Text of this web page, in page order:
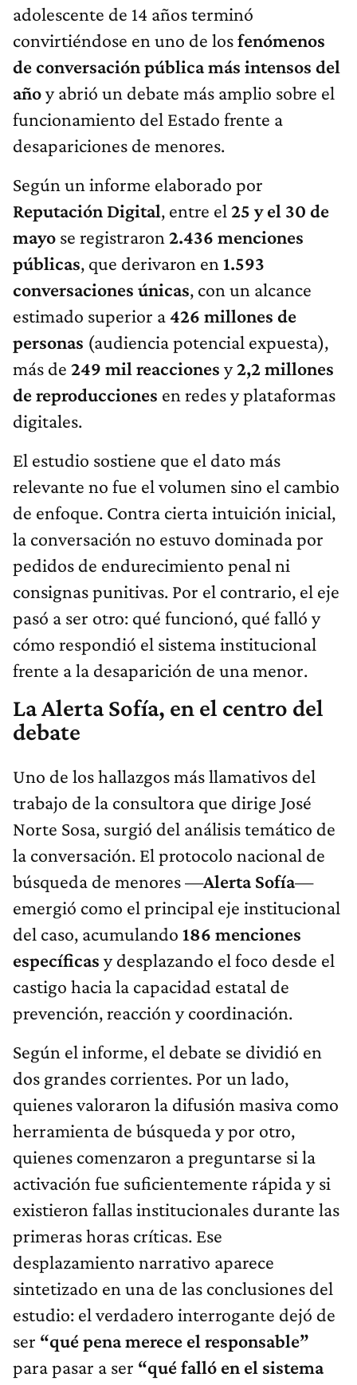
adolescente de 14 años terminó
convirtiéndose en uno de losfenómenos
de conversación pública más intensos del
añoy abrió un debate más amplio sobre el
funcionamiento del Estado frente a
desapariciones de menores.
Según un informe elaborado por
Reputación Digital, entre el 25 y el 30 de
mayo se registraron 2.436 menciones
públicas, que derivaron en 1.593
conversaciones únicas, con un alcance
estimado superior a426 millones de
personas (audiencia potencial expuesta),
más de 249 mil reacciones y2,2 millones
de reproducciones en redes y plataformas
digitales.
El estudio sostiene que el dato más
relevante no fue el volumen sino el cambio
de enfoque. Contra cierta intuición inicial,
la conversación no estuvo dominada por
pedidos de endurecimiento penal ni
consignas punitivas. Por el contrario, el eje
pasó a ser otro: qué funcionó, qué falló y
cómo respondió el sistema institucional
frente a la desaparición de una menor.
La Alerta Sofía, en el centro del
debate
Uno de los hallazgos más llamativos del
trabajo de la consultora que dirige José
Norte Sosa, surgió del análisis temático de
la conversación. El protocolo nacional de
búsqueda de menores —Alerta Sofía—
emergió como el principal eje institucional
del caso, acumulando 186 menciones
específicas y desplazando el foco desde el
castigo hacia la capacidad estatal de
prevención, reacción y coordinación.
Según el informe, el debate se dividió en
dos grandes corrientes. Por un lado,
quienes valoraron la difusión masiva como
herramienta de búsqueda y por otro,
quienes comenzaron a preguntarse si la
activación fue suficientemente rápida y si
existieron fallas institucionales durante las
primeras horas críticas. Ese
desplazamiento narrativo aparece
sintetizado en una de las conclusiones del
estudio: el verdadero interrogante dejó de
ser “qué pena merece el responsable”
para pasar a ser “qué falló en el sistema